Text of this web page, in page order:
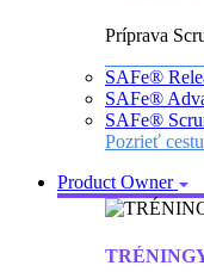
Príprava
SAFe®
SAFe®
SAFe®
Pozrieť
Product Owner